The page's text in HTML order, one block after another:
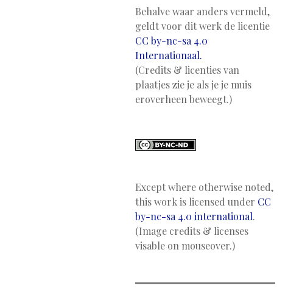
Behalve waar anders vermeld,
geldt voor dit werk de licentie
CC by-nc-sa 4.0
Internationaal.
(Credits & licenties van
plaatjes zie je als je je muis
eroverheen beweegt.)
Except where otherwise noted,
this work is licensed under CC
by-nc-sa 4.0 international.
(Image credits & licenses
visable on mouseover.)